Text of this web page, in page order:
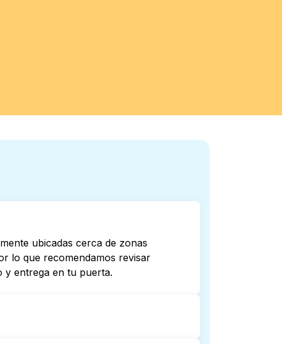
ubicadas cerca de zonas
lo que recomendamos revisar
y entrega en tu puerta.